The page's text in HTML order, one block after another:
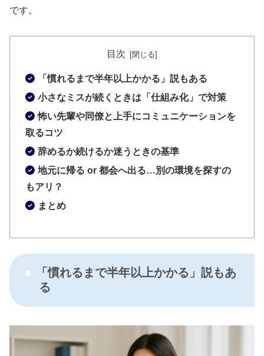
です。
目次
「慣れるまで半年以上かかる」説もある
小さなミスが続くときは「仕組み化」で対策
怖い先輩や同僚と上手にコミュニケーションを
取るコツ
辞めるか続けるか迷うときの基準
地元に帰る or 都会へ出る…別の環境を探すの
もアリ？
まとめ
「慣れるまで半年以上かかる」説もあ
る